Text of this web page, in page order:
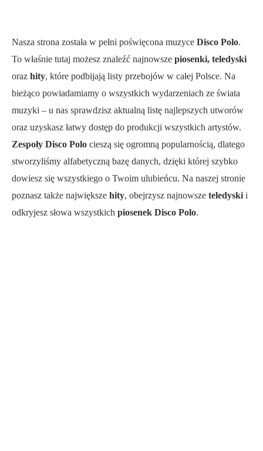
Nasza strona została w pełni poświęcona muzyce Disco Polo.
To właśnie tutaj możesz znaleźć najnowsze piosenki, teledyski
oraz hity, które podbijają listy przebojów w całej Polsce. Na
bieżąco powiadamiamy o wszystkich wydarzeniach ze świata
muzyki – u nas sprawdzisz aktualną listę najlepszych utworów
oraz uzyskasz łatwy dostęp do produkcji wszystkich artystów.
Zespoły Disco Polo cieszą się ogromną popularnością, dlatego
stworzyliśmy alfabetyczną bazę danych, dzięki której szybko
dowiesz się wszystkiego o Twoim ulubieńcu. Na naszej stronie
poznasz także największe hity, obejrzysz najnowsze teledyski i
odkryjesz słowa wszystkich piosenek Disco Polo.